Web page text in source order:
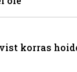
korras